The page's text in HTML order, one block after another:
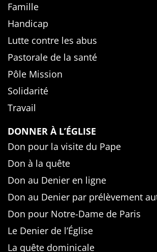
Famille
Handicap
Lutte contre les abus
Pastorale de la santé
Pôle Mission
Solidarité
Travail
DONNER À L’ÉGLISE
Don pour la visite du Pape
Don à la quête
Don au Denier en ligne
Don au Denier par prélèvement
Don pour Notre-Dame de Paris
Le Denier de l’Église
La quête dominicale